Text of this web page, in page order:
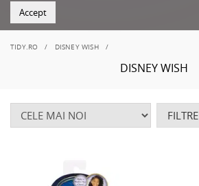
Accept
TIDY.RO DISNEY WISH
DISNEY WISH
FILTRE